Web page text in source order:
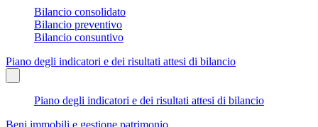
Bilancio consolidato
Bilancio preventivo
Bilancio consuntivo
Piano degli indicatori e dei risultati attesi di bilancio
Piano degli indicatori e dei risultati attesi di bilancio
Beni immobili e gestione patrimonio